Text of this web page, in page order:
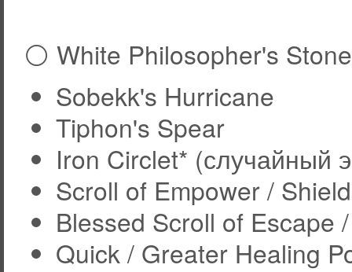
⚪ White Philosopher's Stone
Sobekk's Hurricane
Tiphon's Spear
Iron Circlet* (случайный
Scroll of Empower /
Blessed Scroll of Escape
Quick / Greater Healing